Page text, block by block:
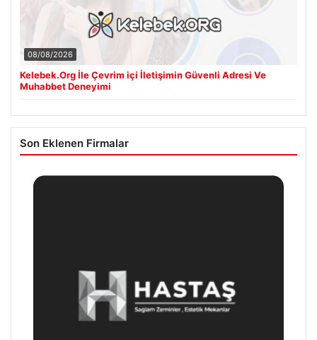
08/08/2026
Kelebek.Org İle Çevrim içi İletişimin Güvenli Adresi Ve
Muhabbet Deneyimi
Son Eklenen Firmalar